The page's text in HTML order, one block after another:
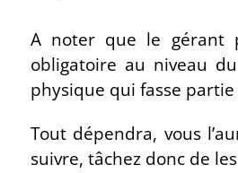
A noter que le gérant
obligatoire au niveau
physique qui fasse
Tout dépendra, vous
suivre, tâchez donc de